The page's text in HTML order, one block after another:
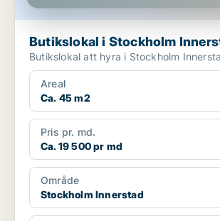
Butikslokal i Stockholm
Butikslokal att hyra i Stockholm
Areal
Ca. 45 m2
Pris pr. md.
Ca. 19 500 pr md
Område
Stockholm Innerstad